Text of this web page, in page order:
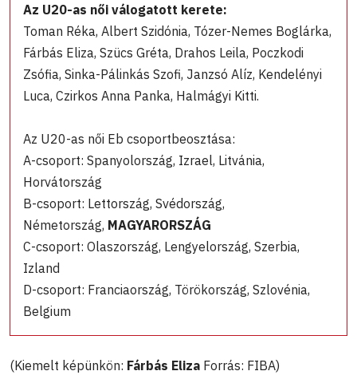
Az U20-as női válogatott kerete:
Toman Réka, Albert Szidónia, Tózer-Nemes Boglárka,
Fárbás Eliza, Szücs Gréta, Drahos Leila, Poczkodi
Zsófia, Sinka-Pálinkás Szofi, Janzsó Alíz, Kendelényi
Luca, Czirkos Anna Panka, Halmágyi Kitti.
Az U20-as női Eb csoportbeosztása:
A-csoport: Spanyolország, Izrael, Litvánia,
Horvátország
B-csoport: Lettország, Svédország,
Németország, MAGYARORSZÁG
C-csoport: Olaszország, Lengyelország, Szerbia,
Izland
D-csoport: Franciaország, Törökország, Szlovénia,
Belgium
(Kiemelt képünkön: Fárbás Eliza Forrás: FIBA)